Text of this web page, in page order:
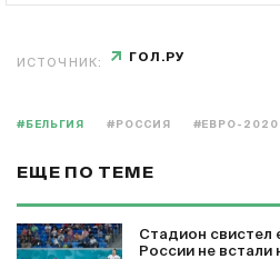
ИСТОЧНИК: ГОЛ.РУ
#БЕЛЬГИЯ #РОССИЯ #ЕВРО-2020
ЕЩЕ ПО ТЕМЕ
Стадион свистел
России не встали